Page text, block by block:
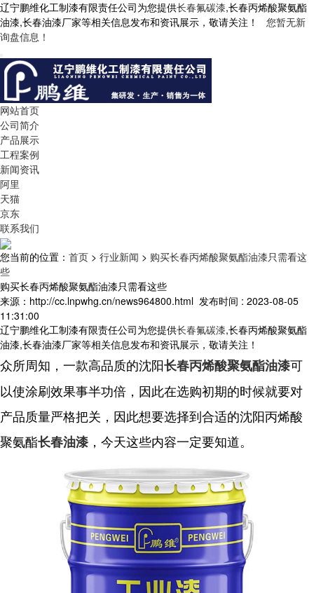
辽宁鹏维化工制漆有限责任公司为您提供长春氟碳漆,长春丙烯酸聚氨酯
油漆,长春油漆厂家等相关信息发布和资讯展示，敬请关注！ 您暂无新
询盘信息！
网站首页
公司简介
产品展示
工程案例
新闻资讯
阿里
天猫
京东
联系我们
您当前的位置： 首页 > 行业新闻 > 购买长春丙烯酸聚氨酯油漆只需看这
些
购买长春丙烯酸聚氨酯油漆只需看这些
来源：http://cc.lnpwhg.cn/news964800.html 发布时间 : 2023-08-05
11:31:00
辽宁鹏维化工制漆有限责任公司为您提供长春氟碳漆,长春丙烯酸聚氨酯
油漆,长春油漆厂家等相关信息发布和资讯展示，敬请关注！
众所周知，一款高品质的沈阳长春丙烯酸聚氨酯油漆可
以使涂刷效果事半功倍，因此在选购初期的时候就要对
产品质量严格把关，因此想要选择到合适的沈阳丙烯酸
聚氨酯长春油漆 ，今天这些内容一定要知道。